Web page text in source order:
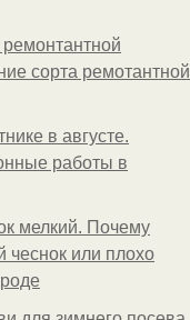
сорта ремотантной
в августе.
работы в
мелкий. Почему
чеснок или плохо